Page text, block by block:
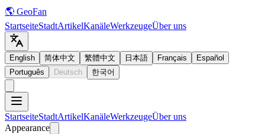
🌎 GeoFan
StartseiteStadtArtikelKanäleWerkzeugeÜber uns
English 简体中文 繁體中文 日本語 Français
Español
Português
Deutsch 한국어
StartseiteStadtArtikelKanäleWerkzeugeÜber uns
Appearance